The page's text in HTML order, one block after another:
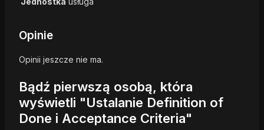
Opinie
Opinii jeszcze nie ma.
Bądź pierwszą osobą, która
wyświetli "Ustalanie Definition of
Done i Acceptance Criteria"